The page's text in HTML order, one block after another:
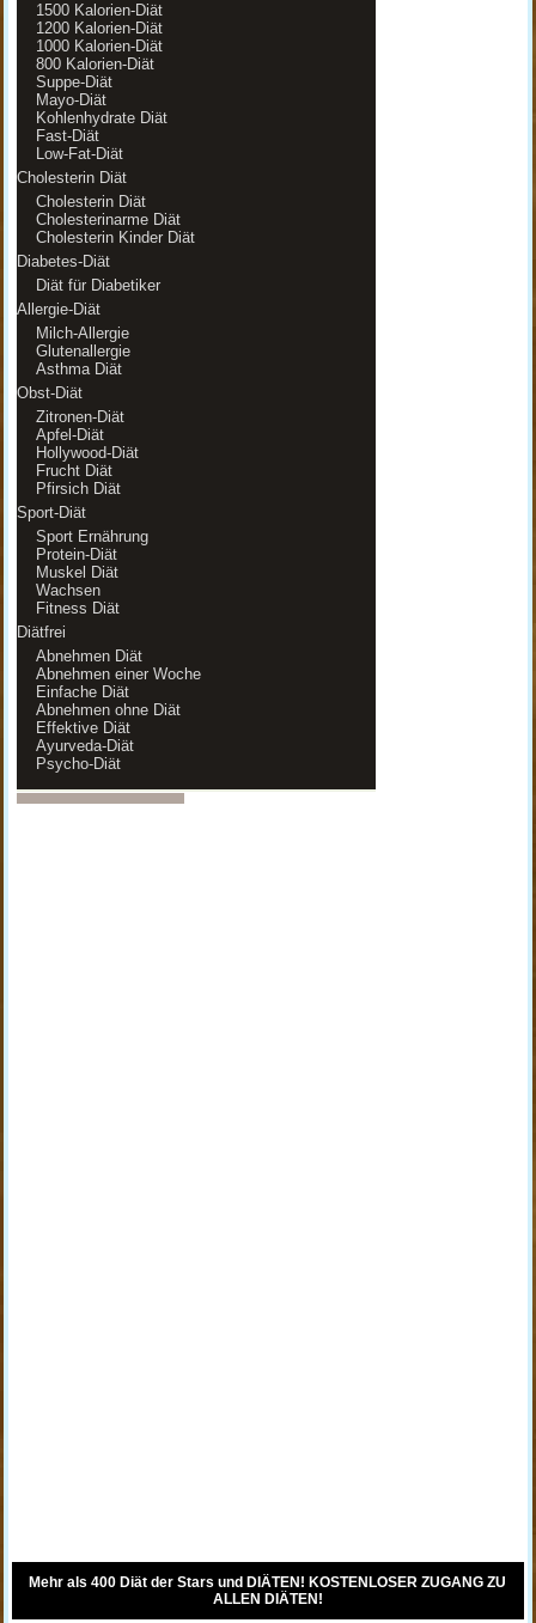
1500 Kalorien-Diät
1200 Kalorien-Diät
1000 Kalorien-Diät
800 Kalorien-Diät
Suppe-Diät
Mayo-Diät
Kohlenhydrate Diät
Fast-Diät
Low-Fat-Diät
Cholesterin Diät
Cholesterin Diät
Cholesterinarme Diät
Cholesterin Kinder Diät
Diabetes-Diät
Diät für Diabetiker
Allergie-Diät
Milch-Allergie
Glutenallergie
Asthma Diät
Obst-Diät
Zitronen-Diät
Apfel-Diät
Hollywood-Diät
Frucht Diät
Pfirsich Diät
Sport-Diät
Sport Ernährung
Protein-Diät
Muskel Diät
Wachsen
Fitness Diät
Diätfrei
Abnehmen Diät
Abnehmen einer Woche
Einfache Diät
Abnehmen ohne Diät
Effektive Diät
Ayurveda-Diät
Psycho-Diät
Mehr als 400 Diät der Stars und DIÄTEN! KOSTENLOSER ZUGANG ZU
ALLEN DIÄTEN!